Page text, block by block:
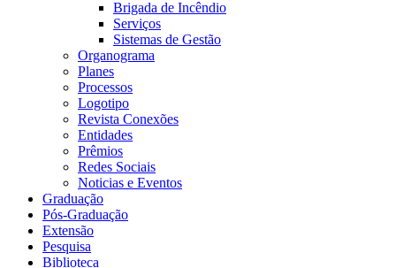
Brigada de Incêndio
Serviços
Sistemas de Gestão
Organograma
Planes
Processos
Logotipo
Revista Conexões
Entidades
Prêmios
Redes Sociais
Noticias e Eventos
Graduação
Pós-Graduação
Extensão
Pesquisa
Biblioteca